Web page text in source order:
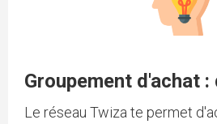
Groupement d'achat
Le réseau Twiza te permet